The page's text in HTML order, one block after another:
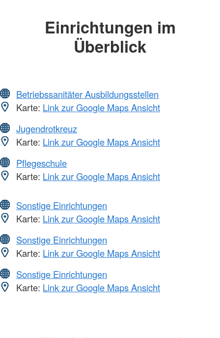
Einrichtungen im
Überblick
Betriebssanitäter Ausbildungsstellen
Karte: Link zur Google Maps Ansicht
Jugendrotkreuz
Karte: Link zur Google Maps Ansicht
Pflegeschule
Karte: Link zur Google Maps Ansicht
Sonstige Einrichtungen
Karte: Link zur Google Maps Ansicht
Sonstige Einrichtungen
Karte: Link zur Google Maps Ansicht
Sonstige Einrichtungen
Karte: Link zur Google Maps Ansicht